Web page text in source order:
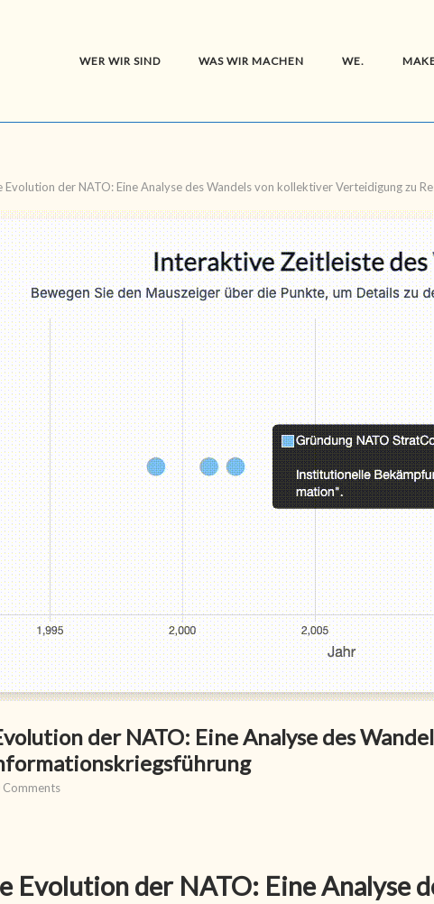
WER WIR SIND WAS WIR MACHEN WE.
Evolution der NATO: Eine Analyse des Wandels von kollektiver Verteidigung zu
der NATO: Eine Analyse des
Comments
Evolution der NATO: Eine Analyse